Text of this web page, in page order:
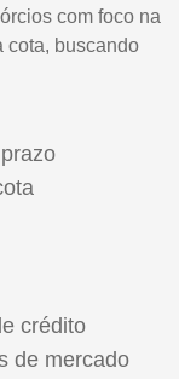
com foco na
cota, buscando
crédito
de mercado